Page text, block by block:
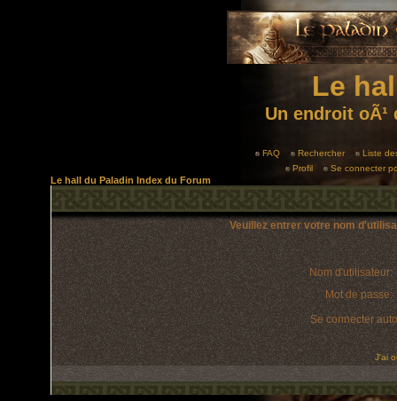
Le
Un endroit
FAQ Rechercher
Liste
Profil
Se connecter
Le hall du Paladin Index du Forum
Veuillez entrer votre nom
Nom d'utilisateur:
Mot de passe:
Se connecter
J'ai